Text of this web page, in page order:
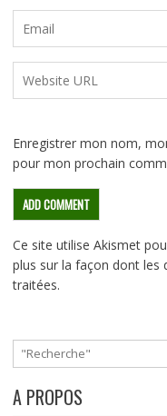
Enregistrer mon nom,
pour mon prochain
Ce site utilise Akismet
plus sur la façon dont les
traitées.
A PROPOS